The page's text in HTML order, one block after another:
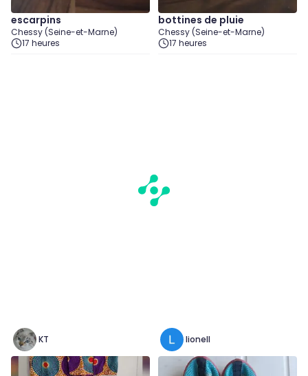
escarpins
Chessy (Seine-et-Marne)
17 heures
bottines de pluie
Chessy (Seine-et-Marne)
17 heures
KT lionell